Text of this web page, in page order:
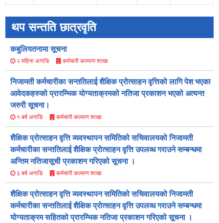
थप सन्तति छात्रवृति
कबुलियतनामा सूचना
२ महिना अगाडि कर्मचारी कल्याण शाखा
निजामती कर्मचारीका सन्ततिलाई शैक्षिक प्रोत्साहन वृत्तिको लागि पेश भएका
आवेदकहरुको प्रारम्भिक योग्यताक्रमको नतिजा प्रकाशन भएको अत्यन्त
जरुरी सूचना।
१ बर्ष अगाडि कर्मचारी कल्याण शाखा
शैक्षिक प्रोत्साहन वृत्ति व्यवस्थापन समितिको सचिवालयको निजामती
कर्मचारीका सन्ततिलाई शैक्षिक प्रोत्साहन वृत्ति उपलव्ध गराउने सम्बन्धमा
अन्तिम नतिजासूची प्रकाशन गरिएको सूचना ।
३ बर्ष अगाडि कर्मचारी कल्याण शाखा
शैक्षिक प्रोत्साहन वृत्ति व्यवस्थापन समितिको सचिवालयको निजामती
कर्मचारीका सन्ततिलाई शैक्षिक प्रोत्साहन वृत्ति उपलव्ध गराउने सम्बन्धमा
योग्यताक्रम सहितको प्रारम्भिक नतिजा प्रकाशन गरिएको सूचना ।